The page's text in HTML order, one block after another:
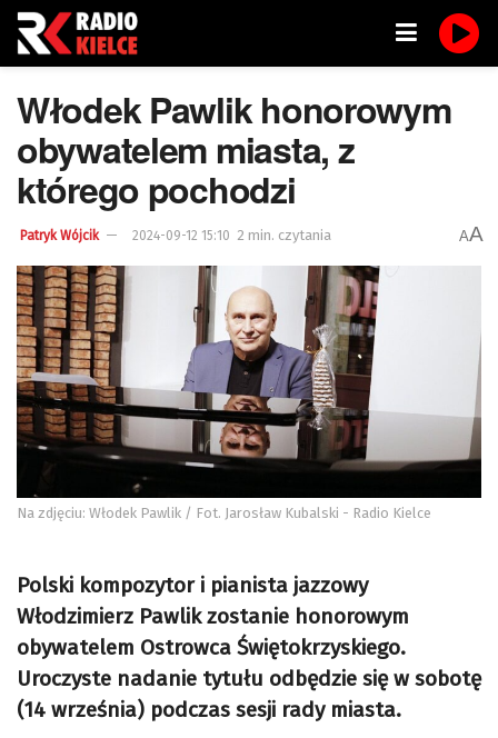
Włodek Pawlik honorowym
obywatelem miasta, z
którego pochodzi
Patryk Wójcik 2024-09-12 15:10 2 min. czytania AA
Na zdjęciu: Włodek Pawlik / Fot. Jarosław Kubalski - Radio Kielce
Polski kompozytor i pianista jazzowy
Włodzimierz Pawlik zostanie honorowym
obywatelem Ostrowca Świętokrzyskiego.
Uroczyste nadanie tytułu odbędzie się w sobotę
(14 września) podczas sesji rady miasta.